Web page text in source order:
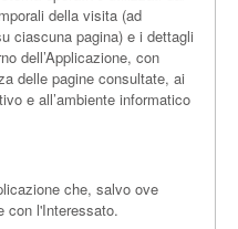
della visita (ad
ciascuna pagina) e i dettagli
dell’Applicazione, con
delle pagine consultate, ai
e all’ambiente informatico
che, salvo ove
con l'Interessato.